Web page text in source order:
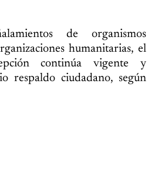
de organismos
humanitarias, el
continúa vigente y
respaldo ciudadano, según